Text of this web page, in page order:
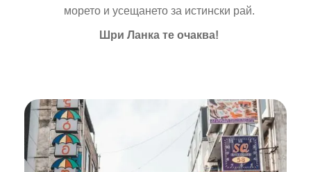
морето и усещането за истински рай.
Шри Ланка те очаква!